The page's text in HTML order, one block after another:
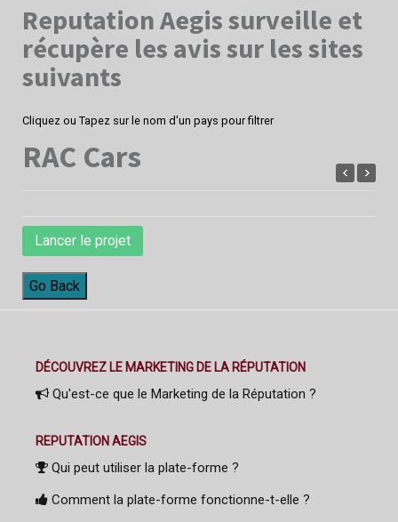
Reputation Aegis surveille et
récupère les avis sur les sites
suivants
Cliquez ou Tapez sur le nom d'un pays pour filtrer
RAC Cars
Lancer le projet
Go Back
DÉCOUVREZ LE MARKETING DE LA RÉPUTATION
Qu'est-ce que le Marketing de la Réputation ?
REPUTATION AEGIS
Qui peut utiliser la plate-forme ?
Comment la plate-forme fonctionne-t-elle ?